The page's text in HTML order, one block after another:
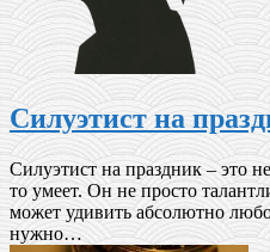
Силуэтист на
Силуэтист на праздник – это
то умеет. Он не просто
может удивить абсолютно
нужно…